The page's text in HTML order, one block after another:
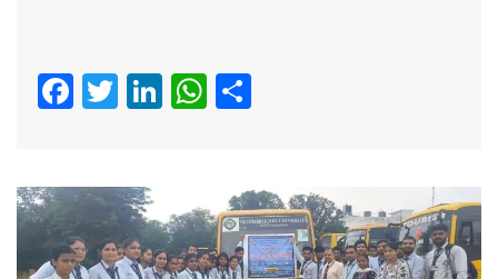
Facebook
Twitter
LinkedIn
WhatsApp